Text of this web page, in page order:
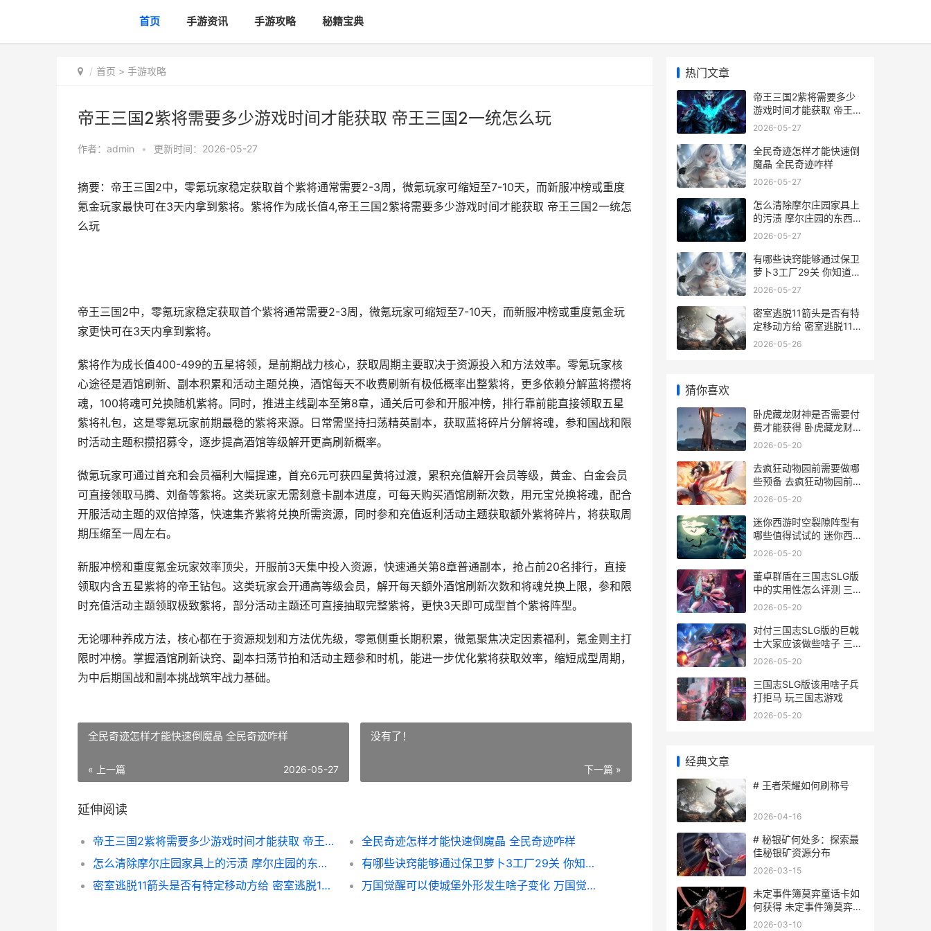
首页 手游资讯 手游攻略 秘籍宝典
首页 > 手游攻略
帝王三国2紫将需要多少游戏时间才能获取 帝王三国2一统怎么玩
作者： admin • 更新时间：2026-05-27
摘要：帝王三国2中，零氪玩家稳定获取首个紫将通常需要2-3周，微氪玩家可缩短至7-10天，而新服冲榜或重度
氪金玩家最快可在3天内拿到紫将。紫将作为成长值4,帝王三国2紫将需要多少游戏时间才能获取 帝王三国2一统怎
么玩
帝王三国2中，零氪玩家稳定获取首个紫将通常需要2-3周，微氪玩家可缩短至7-10天，而新服冲榜或重度氪金玩
家更快可在3天内拿到紫将。
紫将作为成长值400-499的五星将领，是前期战力核心，获取周期主要取决于资源投入和方法效率。零氪玩家核
心途径是酒馆刷新、副本积累和活动主题兑换，酒馆每天不收费刷新有极低概率出整紫将，更多依赖分解蓝将攒将
魂，100将魂可兑换随机紫将。同时，推进主线副本至第8章，通关后可参和开服冲榜，排行靠前能直接领取五星
紫将礼包，这是零氪玩家前期最稳的紫将来源。日常需坚持扫荡精英副本，获取蓝将碎片分解将魂，参和国战和限
时活动主题积攒招募令，逐步提高酒馆等级解开更高刷新概率。
微氪玩家可通过首充和会员福利大幅提速，首充6元可获四星黄将过渡，累积充值解开会员等级，黄金、白金会员
可直接领取马腾、刘备等紫将。这类玩家无需刻意卡副本进度，可每天购买酒馆刷新次数，用元宝兑换将魂，配合
开服活动主题的双倍掉落，快速集齐紫将兑换所需资源，同时参和充值返利活动主题获取额外紫将碎片，将获取周
期压缩至一周左右。
新服冲榜和重度氪金玩家效率顶尖，开服前3天集中投入资源，快速通关第8章普通副本，抢占前20名排行，直接
领取内含五星紫将的帝王钻包。这类玩家会开通高等级会员，解开每天额外酒馆刷新次数和将魂兑换上限，参和限
时充值活动主题领取极致紫将，部分活动主题还可直接抽取完整紫将，更快3天即可成型首个紫将阵型。
无论哪种养成方法，核心都在于资源规划和方法优先级，零氪侧重长期积累，微氪聚焦决定因素福利，氪金则主打
限时冲榜。掌握酒馆刷新诀窍、副本扫荡节拍和活动主题参和时机，能进一步优化紫将获取效率，缩短成型周期，
为中后期国战和副本挑战筑牢战力基础。
全民奇迹怎样才能快速倒魔晶 全民奇迹咋样
« 上一篇 2026-05-27
没有了！
下一篇 »
延伸阅读
帝王三国2紫将需要多少游戏时间才能获取 帝王三国2一统怎么玩
全民奇迹怎样才能快速倒魔晶 全民奇迹咋样
怎么清除摩尔庄园家具上的污渍 摩尔庄园的东西怎么移除
有哪些诀窍能够通过保卫萝卜3工厂29关 你知道什么技巧
密室逃脱11箭头是否有特定移动方给 密室逃脱11箭头指向左的步骤详解
万国觉醒可以使城堡外形发生啥子变化 万国觉醒可以使用的技能
热门文章
帝王三国2紫将需要多少
游戏时间才能获取 帝王三
国2一统怎么玩
2026-05-27
全民奇迹怎样才能快速倒
魔晶 全民奇迹咋样
2026-05-27
怎么清除摩尔庄园家具上
的污渍 摩尔庄园的东西怎
么移除
2026-05-27
有哪些诀窍能够通过保卫
萝卜3工厂29关 你知道什
么技巧
2026-05-27
密室逃脱11箭头是否有特
定移动方给 密室逃脱11箭
头指向左的步骤详解
2026-05-26
猜你喜欢
卧虎藏龙财神是否需要付
费才能获得 卧虎藏龙财神
到有什么窍门
2026-05-20
去疯狂动物园前需要做哪
些预备 去疯狂动物园前期
怎么玩
2026-05-20
迷你西游时空裂隙阵型有
哪些值得试试的 迷你西游
关卡掉落表
2026-05-20
董卓群盾在三国志SLG版
中的实用性怎么评测 三国
志战略版群盾怎么搭配董
2026-05-20
对付三国志SLG版的巨戟
士大家应该做些啥子 三国
志对战版
2026-05-20
三国志SLG版该用啥子兵
打拒马 玩三国志游戏
2026-05-20
经典文章
# 王者荣耀如何刷称号
2026-04-16
# 秘银矿何处多：探索最
佳秘银矿资源分布
2026-03-15
未定事件簿莫弈童话卡如
何获得 未定事件簿莫弈配
音
2026-03-10